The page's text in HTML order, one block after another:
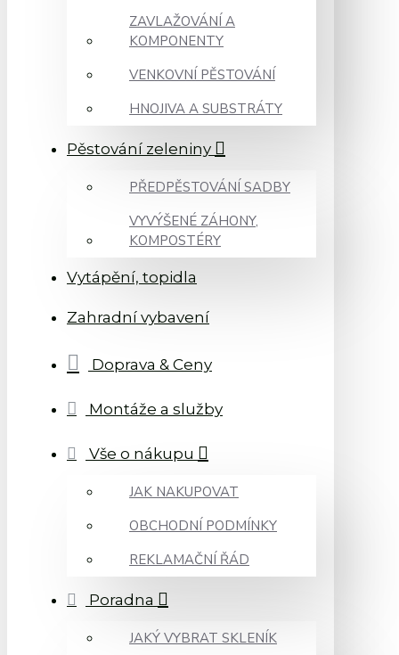
ZAVLAŽOVÁNÍ A
KOMPONENTY
VENKOVNÍ PĚSTOVÁNÍ
HNOJIVA A SUBSTRÁTY
Pěstování zeleniny
PŘEDPĚSTOVÁNÍ SADBY
VYVÝŠENÉ ZÁHONY,
KOMPOSTÉRY
Vytápění, topidla
Zahradní vybavení
Doprava & Ceny
Montáže a služby
Vše o nákupu
JAK NAKUPOVAT
OBCHODNÍ PODMÍNKY
REKLAMAČNÍ ŘÁD
Poradna
JAKÝ VYBRAT SKLENÍK